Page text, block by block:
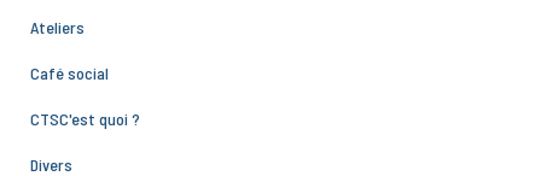
Ateliers
Café social
CTSC'est quoi ?
Divers